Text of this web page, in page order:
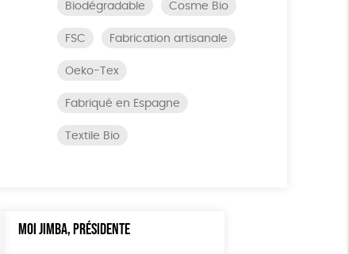
Biodégradable Cosme Bio
FSC Fabrication artisanale
Oeko-Tex
Fabriqué en Espagne
Textile Bio
MOI JIMBA, PRÉSIDENTE